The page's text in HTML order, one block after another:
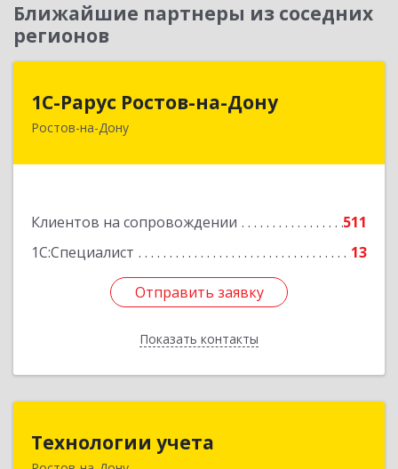
Ближайшие партнеры из соседних
регионов
1С-Рарус Ростов-на-Дону
Ростов-на-Дону
Клиентов на сопровождении
511
1С:Специалист
13
Отправить заявку
Показать контакты
344002, Ростовская обл, г.о. город Ростов-на-
Подробнее
Отправить заявку
Назад
Технологии учета